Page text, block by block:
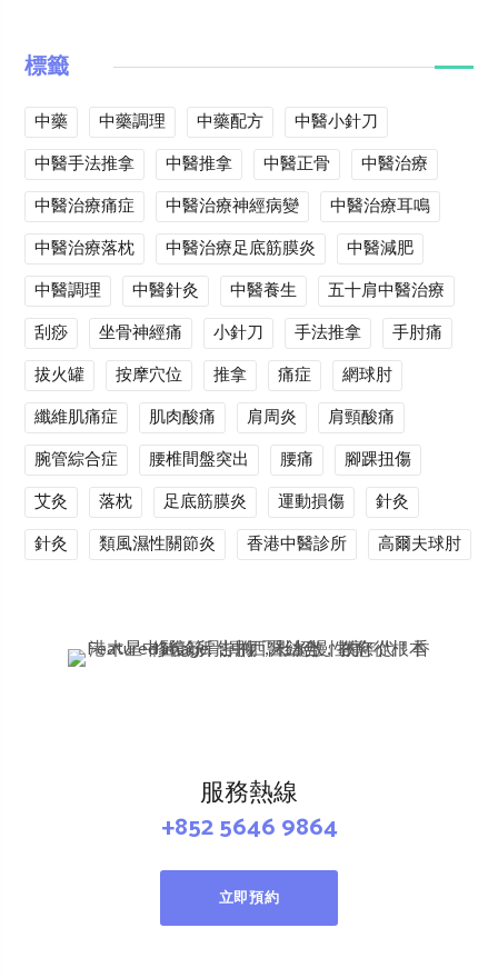
標籤
中藥 中藥調理 中藥配方
中醫小針刀
中醫手法推拿
中醫推拿 中醫正骨
中醫治療
中醫治療痛症
中醫治療神經病變
中醫治療耳鳴
中醫治療落枕
中醫治療足底筋膜炎
中醫減肥
中醫調理
中醫針灸 中醫養生
五十肩中醫治療
刮痧
坐骨神經痛 小針刀 手法推拿
手肘痛
拔火罐
按摩穴位 推拿 痛症
網球肘
纖維肌痛症
肌肉酸痛 肩周炎
肩頸酸痛
腕管綜合症
腰椎間盤突出 腰痛
腳踝扭傷
艾灸
落枕 足底筋膜炎 運動損傷
針灸
針灸
類風濕性關節炎 香港中醫診所 高爾夫球肘
服務熱線
+852 5646 9864
立即預約